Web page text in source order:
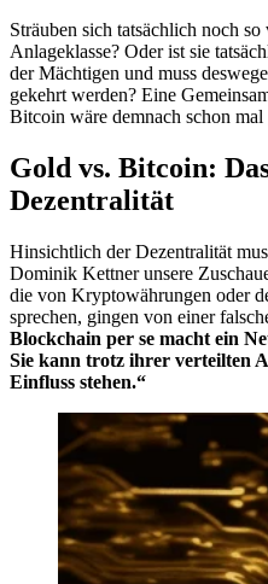
Sträuben sich tatsächlich noch
Anlageklasse? Oder ist sie
der Mächtigen und muss
gekehrt werden? Eine
Bitcoin wäre demnach schon mal
Gold vs. Bitcoin:
Dezentralität
Hinsichtlich der Dezentralität
Dominik Kettner unsere
die von Kryptowährungen oder
sprechen, gingen von einer
Blockchain per se macht ein
Sie kann trotz ihrer verteilten
Einfluss stehen.“